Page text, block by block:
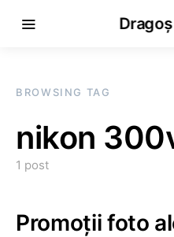
BROWSING TAG
nikon
1 post
Promoţii foto